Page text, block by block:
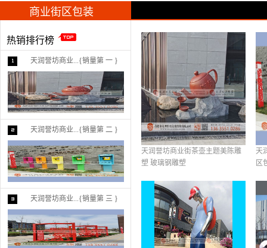
商业街区包装
热销排行榜
天润誉坊商业...{销量第 一 }
天润誉坊商业...{销量第 二 }
天润誉坊商业...{销量第 三 }
天润誉坊商业街茶壶主题美陈雕
塑 玻璃钢雕塑
天
区